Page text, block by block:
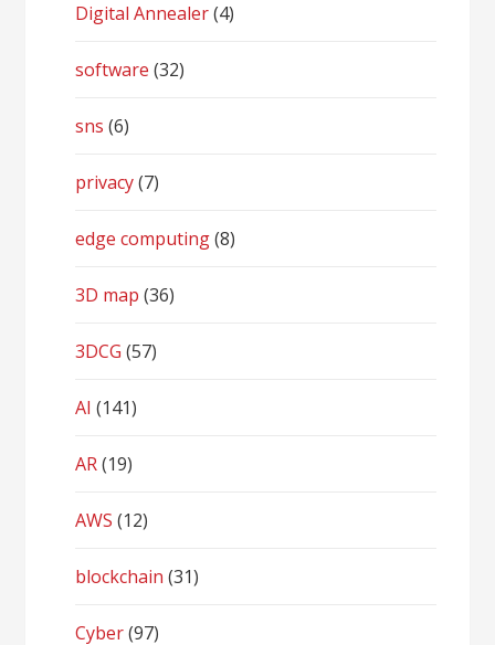
Digital Annealer(4)
software (32)
sns (6)
privacy(7)
edge computing(8)
3D map (36)
3DCG (57)
AI (141)
AR(19)
AWS (12)
blockchain (31)
Cyber(97)